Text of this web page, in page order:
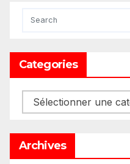
Categories
Categories
Archives